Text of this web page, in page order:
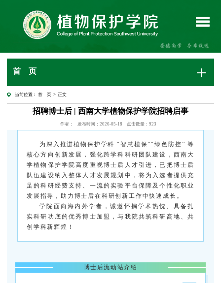
首 页
当前位置： 首 页 > 正文
招聘博士后 | 西南大学植物保护学院招聘启事
作者： 发布时间：2026-05-18 点击数量： 923
为深入推进植物保护学科 “智慧植保”“绿色防控” 等
核心方向创新发展，强化跨学科科研团队建设，西南大
学植物保护学院高度重视博士后人才引进，已把博士后
队伍建设纳入整体人才发展规划中，将为入选者提供充
足的科研经费支持、一流的实验平台保障及个性化职业
发展指导，助力博士后在科研创新工作中快速成长。
学院面向海内外学者，诚邀怀揣学术热忱、具备扎
实科研功底的优秀博士加盟，与我院共筑科研高地、共
创学科新辉煌！
博士后流动站介绍